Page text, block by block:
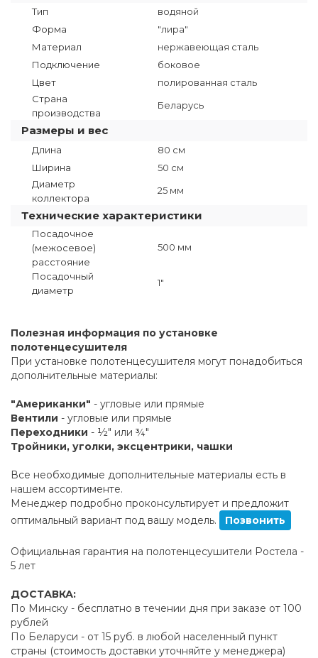
Тип
водяной
Форма
"лира"
Материал
нержавеющая сталь
Подключение
боковое
Цвет
полированная сталь
Страна
производства
Беларусь
Размеры и вес
Длина
80 см
Ширина
50 см
Диаметр
коллектора
25 мм
Технические характеристики
Посадочное
(межосевое)
расстояние
500 мм
Посадочный
диаметр
1"
Полезная информация по установке
полотенцесушителя
При установке полотенцесушителя могут понадобиться
дополнительные материалы:
"Американки" - угловые или прямые
Вентили - угловые или прямые
Переходники - ½" или ¾"
Тройники, уголки, эксцентрики, чашки
Все необходимые дополнительные материалы есть в
нашем ассортименте.
Менеджер подробно проконсультирует и предложит
оптимальный вариант под вашу модель.
Позвонить
Официальная гарантия на полотенцесушители Ростела -
5 лет
ДОСТАВКА:
По Минску - бесплатно в течении дня при заказе от 100
рублей
По Беларуси - от 15 руб. в любой населенный пункт
страны (стоимость доставки уточняйте у менеджера)